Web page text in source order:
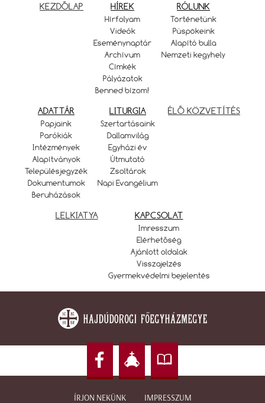
KEZDŐLAP HÍREK
Hírfolyam
Videók
Eseménynaptár
Archívum
Címkék
Pályázatok
Benned bízom!
RÓLUNK
Történetünk
Püspökeink
Alapító bulla
Nemzeti kegyhely
ADATTÁR
Papjaink
Parókiák
Intézmények
Alapítványok
Településjegyzék
Dokumentumok
Beruházások
LITURGIA
Szertartásaink
Dallamvilág
Egyházi év
Útmutató
Zsoltárok
Napi Evangélium
ÉLŐ KÖZVETÍTÉS
LELKIATYA KAPCSOLAT
Imresszum
Elérhetőség
Ajánlott oldalak
Visszajelzés
Gyermekvédelmi bejelentés
ÍRJON NEKÜNK IMPRESSZUM